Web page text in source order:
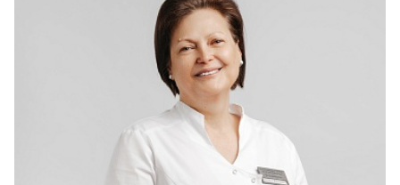
Центр здоровья НЛМК
398005, г. Липецк, пл. Металлургов, 1
Понедельник — пятница 7:30–20:00